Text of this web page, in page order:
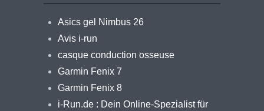
Asics gel Nimbus 26
Avis i-run
casque conduction osseuse
Garmin Fenix 7
Garmin Fenix 8
i-Run.de : Dein Online-Spezialist für